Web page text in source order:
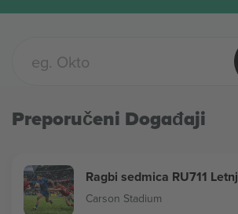
Preporučeni Događaji
Ragbi sedmica RU711
Carson Stadium